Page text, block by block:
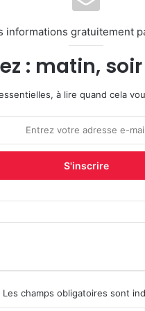
informations gratuitement
: matin,
à lire quand cela
Les champs obligatoires sont